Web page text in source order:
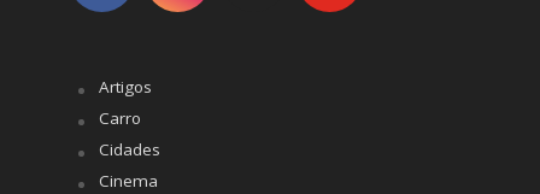
Artigos
Carro
Cidades
Cinema